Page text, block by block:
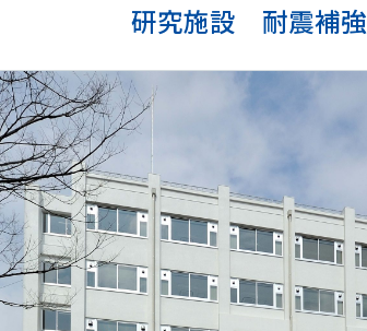
事業所所在地
沿革
社長メッセージ
CSRの取り組み
電子公告
協力会社向け情報
協力会社向けサイト(PW必須）
研究施設 耐震補強